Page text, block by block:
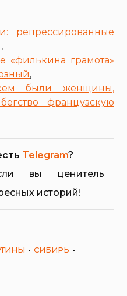
репрессированные
,
«филькина грамота»
,
были женщины,
французскую
Telegram?
вы ценитель
историй!
СИБИРЬ